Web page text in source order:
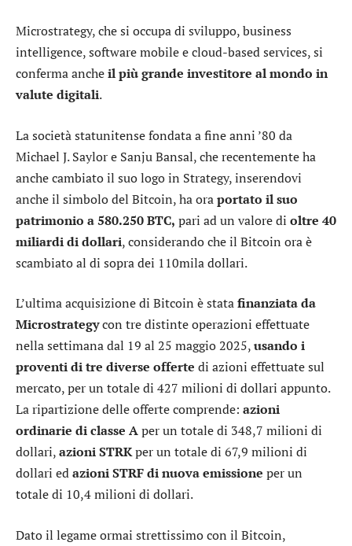
Microstrategy, che si occupa di sviluppo, business
intelligence, software mobile e cloud-based services, si
conferma ancheil più grande investitore al mondo in
valute digitali.
La società statunitense fondata a fine anni ’80 da
Michael J. Saylor e Sanju Bansal, che recentemente ha
anche cambiato il suo logo in Strategy, inserendovi
anche il simbolo del Bitcoin, ha oraportato il suo
patrimonio a 580.250 BTC, pari ad un valore di oltre 40
miliardi di dollari, considerando che il Bitcoin ora è
scambiato al di sopra dei 110mila dollari.
L’ultima acquisizione di Bitcoin è statafinanziata da
Microstrategycon tre distinte operazioni effettuate
nella settimana dal 19 al 25 maggio 2025,usando i
proventi di tre diverse offerte di azioni effettuate sul
mercato, per un totale di 427 milioni di dollari appunto.
La ripartizione delle offerte comprende: azioni
ordinarie di classe Aper un totale di 348,7 milioni di
dollari,azioni STRKper un totale di 67,9 milioni di
dollari edazioni STRFdi nuova emissione per un
totale di 10,4 milioni di dollari.
Dato il legame ormai strettissimo con il Bitcoin,